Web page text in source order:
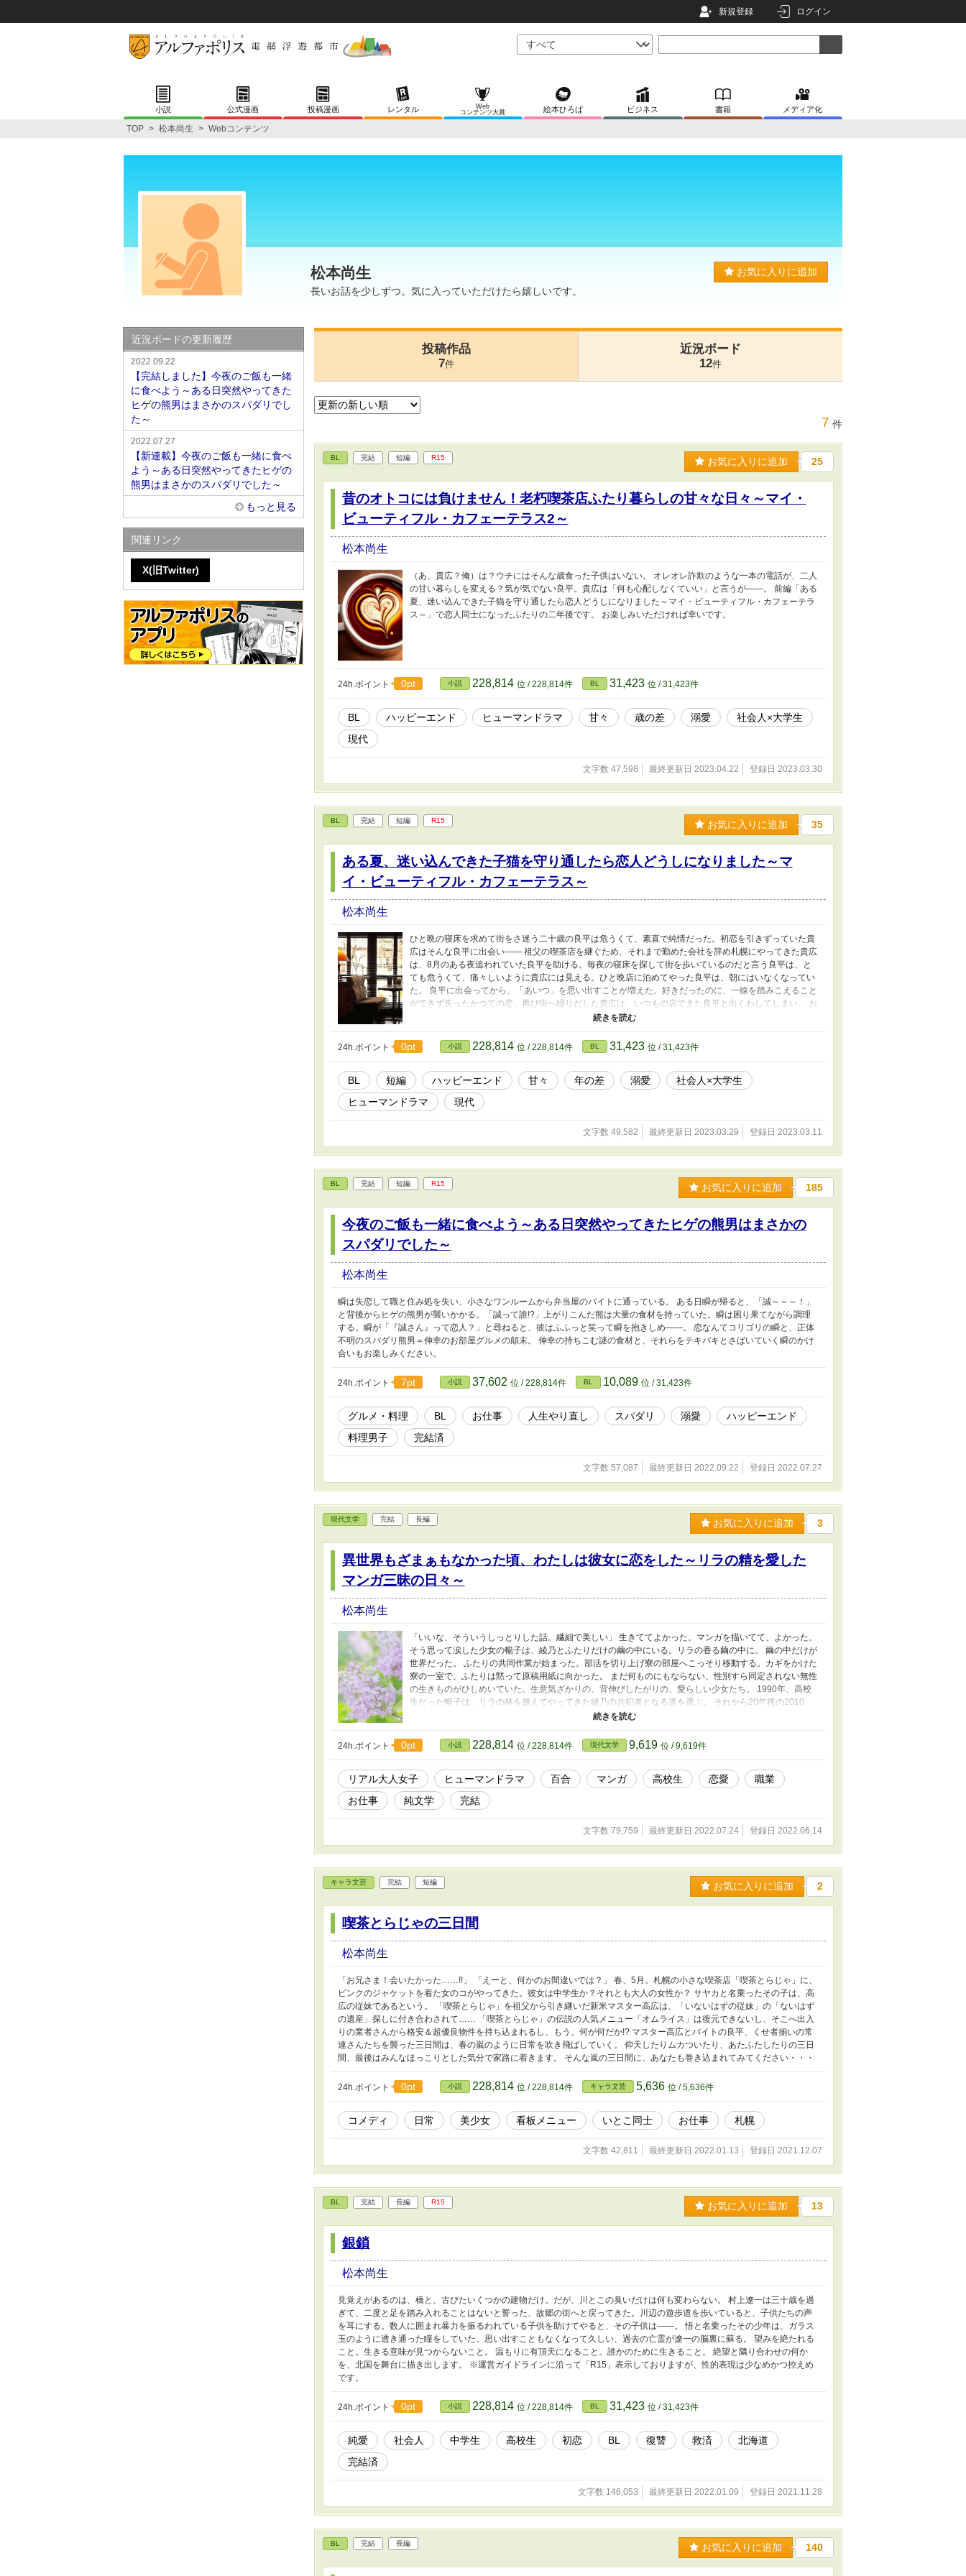
新規登録 ログイン
小説 公式漫画 投稿漫画 レンタル
Web
コンテンツ大賞
絵本ひろば ビジネス 書籍 メディア化
TOP > 松本尚生 > Webコンテンツ
松本尚生
長いお話を少しずつ。気に入っていただけたら嬉しいです。
お気に入りに追加
投稿作品
7件
近況ボード
12件
7 件
BL 完結 短編 R15 お気に入りに追加 25
昔のオトコには負けません！老朽喫茶店ふたり暮らしの甘々な日々～マイ・
ビューティフル・カフェーテラス2～
松本尚生
（あ、貴広？俺）は？ウチにはそんな歳食った子供はいない。 オレオレ詐欺のような一本の電話が、二人
の甘い暮らしを変える？気が気でない良平。貴広は「何も心配しなくていい」と言うが――。 前編「ある
夏、迷い込んできた子猫を守り通したら恋人どうしになりました～マイ・ビューティフル・カフェーテラ
ス～」で恋人同士になったふたりの二年後です。 お楽しみいただければ幸いです。
24h.ポイント 0pt 小説 228,814 位 / 228,814件 BL 31,423 位 / 31,423件
BL ハッピーエンド ヒューマンドラマ 甘々 歳の差 溺愛
社会人×大学生
現代
文字数 47,598 最終更新日 2023.04.22 登録日 2023.03.30
BL 完結 短編 R15 お気に入りに追加 35
ある夏、迷い込んできた子猫を守り通したら恋人どうしになりました～マ
イ・ビューティフル・カフェーテラス～
松本尚生
ひと晩の寝床を求めて街をさ迷う二十歳の良平は危うくて、素直で純情だった。初恋を引きずっていた貴
広はそんな良平に出会い―― 祖父の喫茶店を継ぐため、それまで勤めた会社を辞め札幌にやってきた貴広
は、8月のある夜追われていた良平を助ける。毎夜の寝床を探して街を歩いているのだと言う良平は、と
ても危うくて、痛々しいように貴広には見える。ひと晩店に泊めてやった良平は、朝にはいなくなってい
た。 良平に出会ってから、「あいつ」を思い出すことが増えた。好きだったのに、一線を踏みこえること
ができず失ったかつての恋。再び街へ繰りだした貴広は、いつもの店でまた良平と出くわしてしまい。 お
楽しみいただければ幸いです。 表紙画像は、青丸さまの、 「青丸素材館」 http://aomarujp.blog.fc2.com/
からいただきました。
24h.ポイント
0pt 小説 228,814 位 / 228,814件 BL 31,423 位 / 31,423件
BL 短編 ハッピーエンド 甘々 年の差 溺愛
社会人×大学生
ヒューマンドラマ
現代
文字数 49,582 最終更新日 2023.03.29 登録日 2023.03.11
BL 完結 短編 R15 お気に入りに追加 185
今夜のご飯も一緒に食べよう～ある日突然やってきたヒゲの熊男はまさかの
スパダリでした～
松本尚生
瞬は失恋して職と住み処を失い、小さなワンルームから弁当屋のバイトに通っている。 ある日瞬が帰ると、「誠～～～！」
と背後からヒゲの熊男が襲いかかる。「誠って誰!?」上がりこんだ熊は大量の食材を持っていた。瞬は困り果てながら調理
する。瞬が「『誠さん』って恋人？」と尋ねると、彼はふふっと笑って瞬を抱きしめ――。 恋なんてコリゴリの瞬と、正体
不明のスパダリ熊男＝伸幸のお部屋グルメの顛末。 伸幸の持ちこむ謎の食材と、それらをテキパキとさばいていく瞬のかけ
合いもお楽しみください。
24h.ポイント 7pt 小説 37,602 位 / 228,814件 BL 10,089 位 / 31,423件
グルメ・料理 BL お仕事 人生やり直し スパダリ 溺愛
ハッピーエンド
料理男子
完結済
文字数 57,087 最終更新日 2022.09.22 登録日 2022.07.27
現代文学 完結 長編 お気に入りに追加 3
異世界もざまぁもなかった頃、わたしは彼女に恋をした～リラの精を愛した
マンガ三昧の日々～
松本尚生
「いいな、そういうしっとりした話。繊細で美しい」 生きててよかった。マンガを描いてて、よかった。
そう思って涙した少女の暢子は、綾乃とふたりだけの繭の中にいる。リラの香る繭の中に。 繭の中だけが
世界だった。 ふたりの共同作業が始まった。部活を切り上げ寮の部屋へこっそり移動する。カギをかけた
寮の一室で、ふたりは黙って原稿用紙に向かった。 まだ何ものにもならない、性別すら同定されない無性
の生きものがひしめいていた。生意気ざかりの、背伸びしたがりの、愛らしい少女たち。 1990年、高校
生だった暢子は、リラの林を越えてやってきた綾乃の共犯者となる道を選ぶ。 それから20年後の2010
年、ふたりは「ノブさん」と「センセイ」になって――。 今回は女性の話です。 まだアナログだった時
代のマンガ制作の様子もお楽しみください。
24h.ポイント
0pt 小説 228,814 位 / 228,814件 現代文学 9,619 位 / 9,619件
リアル大人女子 ヒューマンドラマ 百合 マンガ 高校生 恋愛
職業
お仕事
純文学 完結
文字数 79,759 最終更新日 2022.07.24 登録日 2022.06.14
キャラ文芸 完結 短編 お気に入りに追加 2
喫茶とらじゃの三日間
松本尚生
「お兄さま！会いたかった……!!」 「えーと、何かのお間違いでは？」 春、5月。札幌の小さな喫茶店「喫茶とらじゃ」に、
ピンクのジャケットを着た女のコがやってきた。彼女は中学生か？それとも大人の女性か？ サヤカと名乗ったその子は、高
広の従妹であるという。 「喫茶とらじゃ」を祖父から引き継いだ新米マスター高広は、「いないはずの従妹」の「ないはず
の遺産」探しに付き合わされて…… 「喫茶とらじゃ」の伝説の人気メニュー「オムライス」は復元できないし、そこへ出入
りの業者さんから格安＆超優良物件を持ち込まれるし、もう、何が何だか!? マスター高広とバイトの良平、くせ者揃いの常
連さんたちを襲った三日間は、春の嵐のように日常を吹き飛ばしていく。 仰天したりムカついたり、あたふたしたりの三日
間、最後はみんなほっこりとした気分で家路に着きます。 そんな嵐の三日間に、あなたも巻き込まれてみてください・・・
24h.ポイント 0pt 小説 228,814 位 / 228,814件 キャラ文芸 5,636 位 / 5,636件
コメディ 日常 美少女 看板メニュー いとこ同士 お仕事 札幌
文字数 42,811 最終更新日 2022.01.13 登録日 2021.12.07
BL 完結 長編 R15 お気に入りに追加 13
銀鎖
松本尚生
見覚えがあるのは、橋と、古びたいくつかの建物だけ。だが、川とこの臭いだけは何も変わらない。 村上遼一は三十歳を過
ぎて、二度と足を踏み入れることはないと誓った、故郷の街へと戻ってきた。川辺の遊歩道を歩いていると、子供たちの声
を耳にする。数人に囲まれ暴力を振るわれている子供を助けてやると、その子供は――。 悟と名乗ったその少年は、ガラス
玉のように透き通った瞳をしていた。思い出すこともなくなって久しい、過去の亡霊が遼一の脳裏に蘇る。 望みを絶たれる
こと。生きる意味が見つからないこと。 温もりに有頂天になること。誰かのために生きること。 絶望と隣り合わせの何か
を、北国を舞台に描き出します。 ※運営ガイドラインに沿って「R15」表示しておりますが、性的表現は少なめかつ控えめ
です。
24h.ポイント 0pt 小説 228,814 位 / 228,814件 BL 31,423 位 / 31,423件
純愛 社会人 中学生 高校生 初恋 BL 復讐 救済
北海道
完結済
文字数 146,053 最終更新日 2022.01.09 登録日 2021.11.28
BL 完結 長編 お気に入りに追加 140
近況ボードの更新履歴
2022.09.22
【完結しました】今夜のご飯も一緒
に食べよう～ある日突然やってきた
ヒゲの熊男はまさかのスパダリでし
た～
2022.07.27
【新連載】今夜のご飯も一緒に食べ
よう～ある日突然やってきたヒゲの
熊男はまさかのスパダリでした～
もっと見る
関連リンク
X(旧Twitter)